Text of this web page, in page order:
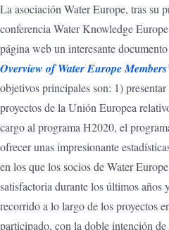
La asociación Water Europe, tras su
conferencia Water Knowledge
página web un interesante
Overview of Water Europe
objetivos principales son: 1)
proyectos de la Unión Europea
cargo al programa H2020, el
ofrecer unas impresionante
en los que los socios de Water
satisfactoria durante los últimos años
recorrido a lo largo de los proyectos
participado, con la doble intención